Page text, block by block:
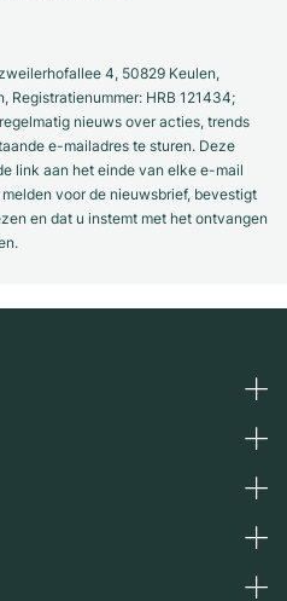
4, 50829 Keulen,
Registratienummer: HRB 121434;
nieuws over acties, trends
e-mailadres te sturen. Deze
link aan het einde van elke e-mail
voor de nieuwsbrief, bevestigt
en dat u instemt met het ontvangen